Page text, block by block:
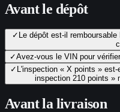
Avant le dépôt
✓ Le dépôt est-il
✓Avez-vous le VIN pour
✓ L'inspection « X points »
inspection 210 points »
Avant la livraison